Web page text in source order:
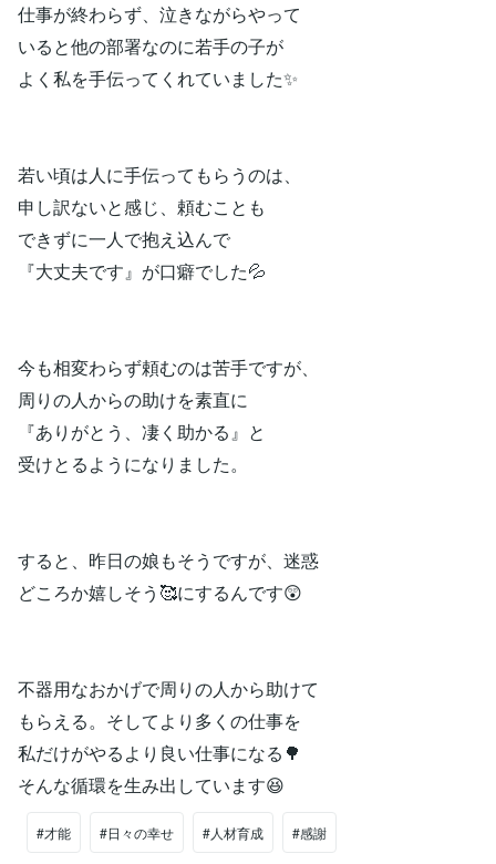
仕事が終わらず、泣きながらやって
いると他の部署なのに若手の子が
よく私を手伝ってくれていました✨
若い頃は人に手伝ってもらうのは、
申し訳ないと感じ、頼むことも
できずに一人で抱え込んで
『大丈夫です』が口癖でした💦
今も相変わらず頼むのは苦手ですが、
周りの人からの助けを素直に
『ありがとう、凄く助かる』と
受けとるようになりました。
すると、昨日の娘もそうですが、迷惑
どころか嬉しそう🥰にするんです😲
不器用なおかげで周りの人から助けて
もらえる。そしてより多くの仕事を
私だけがやるより良い仕事になる🌳
そんな循環を生み出しています😆
#才能 #日々の幸せ #人材育成 #感謝